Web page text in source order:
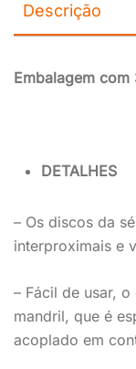
Descrição
Embalagem com
DETALHES
– Os discos da
interproximais e
– Fácil de usar,
mandril, que é
acoplado em